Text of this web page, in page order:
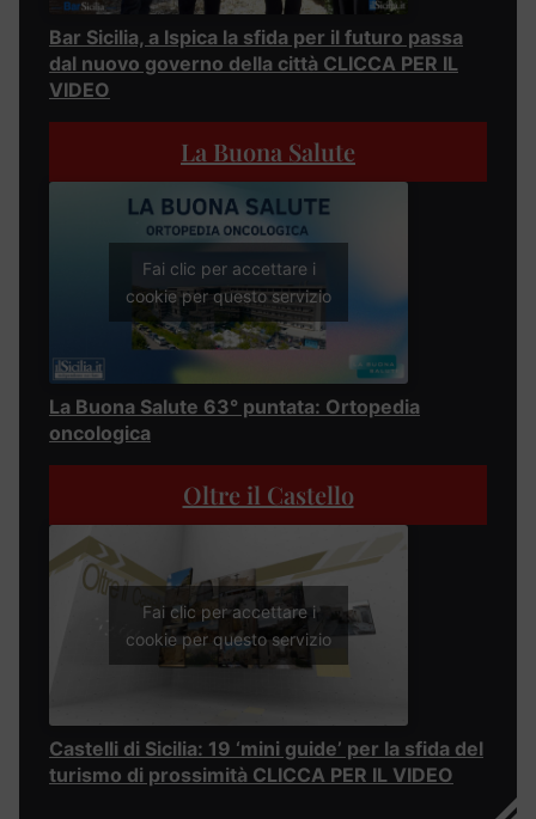
Bar Sicilia, a Ispica la sfida per il futuro passa
dal nuovo governo della città CLICCA PER IL
VIDEO
La Buona Salute
Fai clic per accettare i
cookie per questo servizio
La Buona Salute 63° puntata: Ortopedia
oncologica
Oltre il Castello
Fai clic per accettare i
cookie per questo servizio
Castelli di Sicilia: 19 ‘mini guide’ per la sfida del
turismo di prossimità CLICCA PER IL VIDEO